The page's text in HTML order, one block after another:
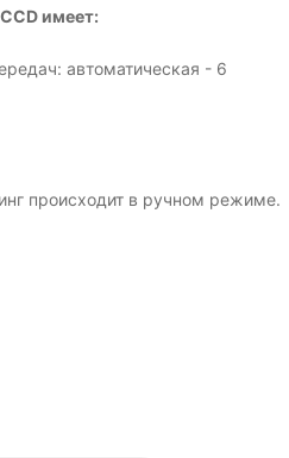
имеет:
автоматическая - 6
происходит в ручном режиме.